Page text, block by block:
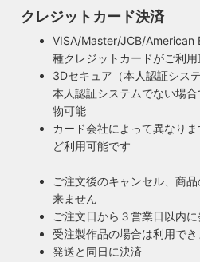
クレジットカード決済
VISA/Master/JCB/American
種クレジットカードがご利
3Dセキュア（本人認証シス
本人認証システムでない場
物可能
カード会社によって異なり
ど利用可能です
ご注文後のキャンセル、商
来ません
ご注文日から３営業日以内に
受注製作品の場合は利用でき
発送と同日に決済